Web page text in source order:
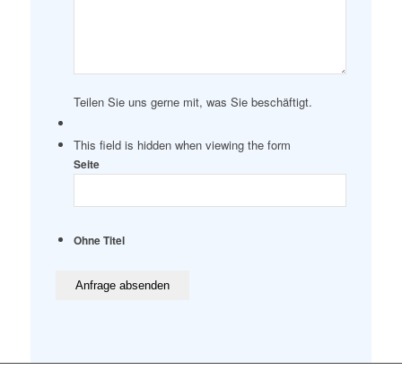
Teilen Sie uns gerne mit, was Sie beschäftigt.
This field is hidden when viewing the form
Seite
Ohne Titel